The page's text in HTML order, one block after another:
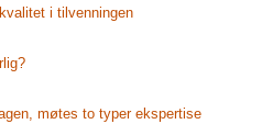
i tilvenningen
møtes to typer ekspertise